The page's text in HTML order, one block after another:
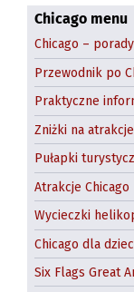
Chicago menu
Chicago – porady
Przewodnik po
Praktyczne
Dzień św.
Halloween:
Wynajem
Hostel w
Zniżki na atrakcje
Pułapki
Atrakcje Chicago
Art Institute of
Pedway Chicago
Chicago
Chicago
Atrakcje na
Zwiedzanie
Wycieczki z
Wycieczki
Chicago dla
Six Flags Great